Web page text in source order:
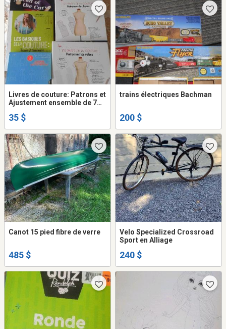
Livres de couture: Patrons et
Ajustement ensemble de 7
35 $
trains électriques Bachman
200 $
Canot 15 pied fibre de verre
485 $
Velo Specialized Crossroad
Sport en Alliage
240 $